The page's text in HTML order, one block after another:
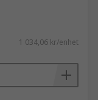
1 034,06 kr/enhet